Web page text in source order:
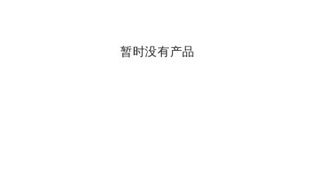
暂时没有产品